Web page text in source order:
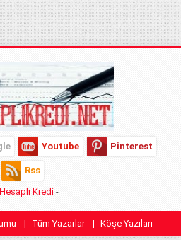
Youtube Pinterest
Rss
Kredi-
Tüm Yazarlar Köşe Yazıları